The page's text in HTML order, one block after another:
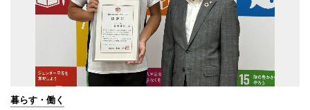
暮らす・働く